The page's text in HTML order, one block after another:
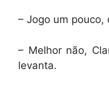
– Jogo um pouco,
– Melhor não,
levanta.